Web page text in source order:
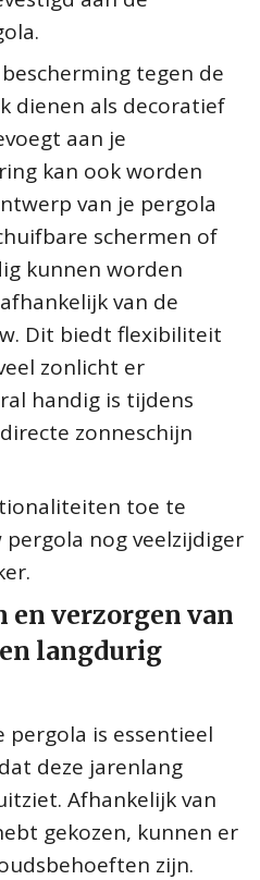
tegen de
dienen als decoratief
aan je
kan ook worden
van je pergola
schermen of
kunnen worden
van de
Dit biedt flexibiliteit
zonlicht er
handig is tijdens
zonneschijn
toe te
nog veelzijdiger
en verzorgen van
langdurig
pergola is essentieel
deze jarenlang
Afhankelijk van
gekozen, kunnen er
zijn.